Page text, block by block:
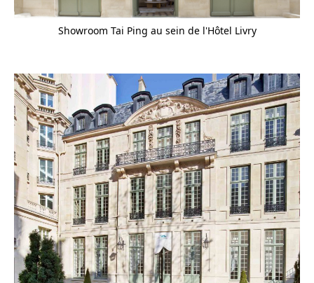
Showroom Tai Ping au sein de l'Hôtel Livry